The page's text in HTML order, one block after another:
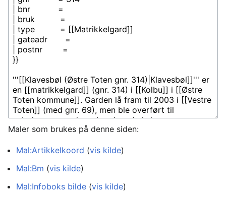
Maler som brukes på denne siden:
Mal:Artikkelkoord (vis kilde)
Mal:Bm (vis kilde)
Mal:Infoboks bilde (vis kilde)